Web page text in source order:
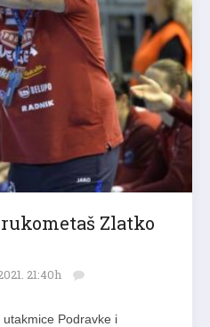
Zlatko
21:40h
Podravke i